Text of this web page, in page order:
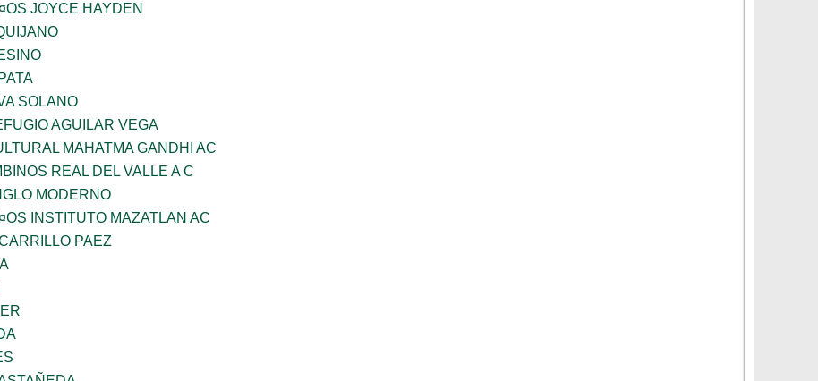
JOYCE HAYDEN
SOLANO
AGUILAR VEGA
MAHATMA GANDHI AC
REAL DEL VALLE A C
MODERNO
INSTITUTO MAZATLAN AC
PAEZ